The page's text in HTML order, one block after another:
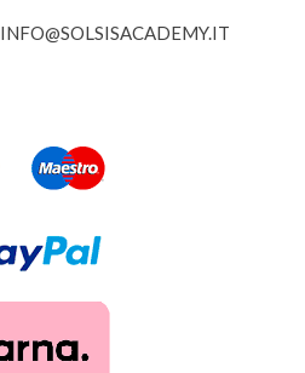
INFO@SOLSISACADEMY.IT